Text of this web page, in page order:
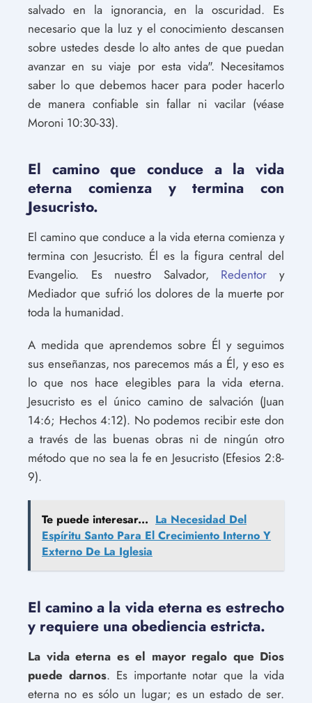
salvado en la ignorancia, en la oscuridad. Es
necesario que la luz y el conocimiento descansen
sobre ustedes desde lo alto antes de que puedan
avanzar en su viaje por esta vida". Necesitamos
saber lo que debemos hacer para poder hacerlo
de manera confiable sin fallar ni vacilar (véase
Moroni 10:30-33).
El camino que conduce a la vida
eterna comienza y termina con
Jesucristo.
El camino que conduce a la vida eterna comienza y
termina con Jesucristo. Él es la figura central del
Evangelio. Es nuestro Salvador, Redentor y
Mediador que sufrió los dolores de la muerte por
toda la humanidad.
A medida que aprendemos sobre Él y seguimos
sus enseñanzas, nos parecemos más a Él, y eso es
lo que nos hace elegibles para la vida eterna.
Jesucristo es el único camino de salvación (Juan
14:6; Hechos 4:12). No podemos recibir este don
a través de las buenas obras ni de ningún otro
método que no sea la fe en Jesucristo (Efesios 2:8-
9).
Te puede interesar... La Necesidad Del
Espíritu Santo Para El Crecimiento Interno Y
Externo De La Iglesia
El camino a la vida eterna es estrecho
y requiere una obediencia estricta.
La vida eterna es el mayor regalo que Dios
puede darnos. Es importante notar que la vida
eterna no es sólo un lugar; es un estado de ser.